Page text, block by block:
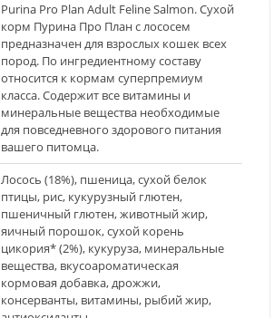
Purina Pro Plan Adult Feline Salmon. Сухой
корм Пурина Про План с лососем
предназначен для взрослых кошек всех
пород. По ингредиентному составу
относится к кормам суперпремиум
класса. Содержит все витамины и
минеральные вещества необходимые
для повседневного здорового питания
вашего питомца.
Лосось (18%), пшеница, сухой белок
птицы, рис, кукурузный глютен,
пшеничный глютен, животный жир,
яичный порошок, сухой корень
цикория* (2%), кукуруза, минеральные
вещества, вкусоароматическая
кормовая добавка, дрожжи,
консерванты, витамины, рыбий жир,